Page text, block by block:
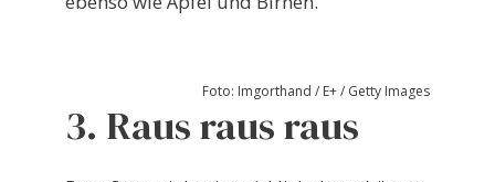
Foto: Imgorthand / E+ / Getty Images
3. Raus raus raus